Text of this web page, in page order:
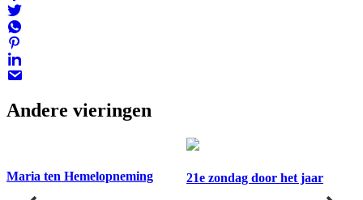
Andere vieringen
Maria ten Hemelopneming 21e zondag door het jaar